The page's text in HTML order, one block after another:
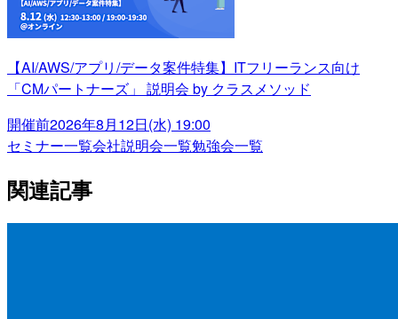
【AI/AWS/アプリ/データ案件特集】ITフリーランス向け
「CMパートナーズ」 説明会 by クラスメソッド
開催前2026年8月12日(水) 19:00
セミナー一覧会社説明会一覧勉強会一覧
関連記事